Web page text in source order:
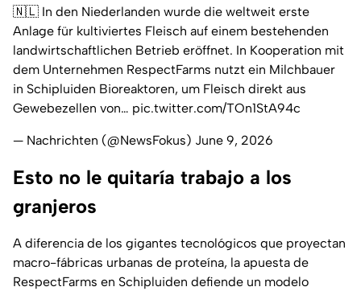
🇳🇱 In den Niederlanden wurde die weltweit erste
Anlage für kultiviertes Fleisch auf einem bestehenden
landwirtschaftlichen Betrieb eröffnet. In Kooperation mit
dem Unternehmen RespectFarms nutzt ein Milchbauer
in Schipluiden Bioreaktoren, um Fleisch direkt aus
Gewebezellen von… pic.twitter.com/TOn1StA94c
— Nachrichten (@NewsFokus) June 9, 2026
Esto no le quitaría trabajo a los
granjeros
A diferencia de los gigantes tecnológicos que proyectan
macro-fábricas urbanas de proteína, la apuesta de
RespectFarms en Schipluiden defiende un modelo